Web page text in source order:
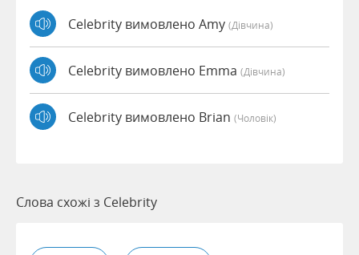
Celebrity вимовлено Amy (дівчина)
Celebrity вимовлено Emma (дівчина)
Celebrity вимовлено Brian (чоловік)
Слова схожі з Celebrity